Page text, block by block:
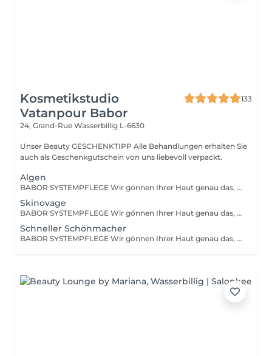
Kosmetikstudio
Vatanpour Babor
133
24, Grand-Rue Wasserbillig L-6630
Unser Beauty GESCHENKTIPP Alle Behandlungen erhalten Sie
auch als Geschenkgutschein von uns liebevoll verpackt.
Algen
BABOR SYSTEMPFLEGE Wir gönnen Ihrer Haut genau das, was sie braucht und verwöhnen sie mit einer tiefenwirksamen Reinigung und Vorbereitungsmaske, einem hoch-dosierten Fluid, einer stimulierenden Massage sowie einer wirkstoffintensiven Pflegemaske. Und all das natürlich abgestimmt auf Ihr persönliches Hautbedürfnis.
Skinovage
BABOR SYSTEMPFLEGE Wir gönnen Ihrer Haut genau das, was sie braucht und verwöhnen sie mit einer tiefenwirksamen Reinigung und Vorbereitungsmaske, einem hoch-dosierten Fluid, einer stimulierenden Massage sowie einer wirkstoffintensiven Pflegemaske. Und all das natürlich abgestimmt auf Ihr persönliches Hautbedürfnis.
Schneller Schönmacher
BABOR SYSTEMPFLEGE Wir gönnen Ihrer Haut genau das, was sie braucht und verwöhnen sie mit einer tiefenwirksamen Reinigung und Vorbereitungsmaske, einem hoch-dosierten Fluid, einer stimulierenden Massage sowie einer wirkstoffintensiven Pflegemaske. Und all das natürlich abgestimmt auf Ihr persönliches Hautbedürfnis.